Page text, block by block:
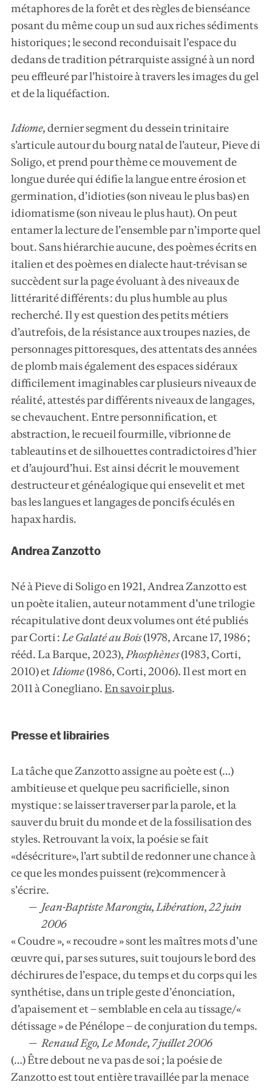
métaphores de la forêt et des règles de bienséance
posant du même coup un sud aux riches sédiments
historiques ; le second reconduisait l’espace du
dedans de tradition pétrarquiste assigné à un nord
peu effleuré par l’histoire à travers les images du gel
et de la liquéfaction.
Idiome,dernier segment du dessein trinitaire
s’articule autour du bourg natal de l’auteur, Pieve di
Soligo, et prend pour thème ce mouvement de
longue durée qui édifie la langue entre érosion et
germination, d’idioties (son niveau le plus bas) en
idiomatisme (son niveau le plus haut). On peut
entamer la lecture de l’ensemble par n’importe quel
bout. Sans hiérarchie aucune, des poèmes écrits en
italien et des poèmes en dialecte haut-trévisan se
succèdent sur la page évoluant à des niveaux de
littérarité différents : du plus humble au plus
recherché. Il y est question des petits métiers
d’autrefois, de la résistance aux troupes nazies, de
personnages pittoresques, des attentats des années
de plomb mais également des espaces sidéraux
difficilement imaginables car plusieurs niveaux de
réalité, attestés par différents niveaux de langages,
se chevauchent. Entre personnification, et
abstraction, le recueil fourmille, vibrionne de
tableautins et de silhouettes contradictoires d’hier
et d’aujourd’hui. Est ainsi décrit le mouvement
destructeur et généalogique qui ensevelit et met
bas les langues et langages de poncifs éculés en
hapax hardis.
Andrea Zanzotto
Né à Pieve di Soligo en 1921, Andrea Zanzotto est
un poète italien, auteur notamment d’une trilogie
récapitulative dont deux volumes ont été publiés
par Corti :Le Galaté au Bois(1978, Arcane 17, 1986 ;
rééd. La Barque, 2023),Phosphènes(1983, Corti,
2010) etIdiome(1986, Corti, 2006). Il est mort en
2011 à Conegliano.En savoir plus.
Presse et librairies
La tâche que Zanzotto assigne au poète est (…)
ambitieuse et quelque peu sacrificielle, sinon
mystique : se laisser traverser par la parole, et la
sauver du bruit du monde et de la fossilisation des
styles. Retrouvant la voix, la poésie se fait
«désécriture», l’art subtil de redonner une chance à
ce que les mondes puissent (re)commencer à
s’écrire.
Jean-Baptiste Marongiu, Libération, 22 juin
2006
« Coudre », « recoudre » sont les maîtres mots d’une
œuvre qui, par ses sutures, suit toujours le bord des
déchirures de l’espace, du temps et du corps qui les
synthétise, dans un triple geste d’énonciation,
d’apaisement et – semblable en cela au tissage/«
détissage » de Pénélope – de conjuration du temps.
Renaud Ego, Le Monde, 7 juillet 2006
(…) Être debout ne va pas de soi ; la poésie de
Zanzotto est tout entière travaillée par la menace